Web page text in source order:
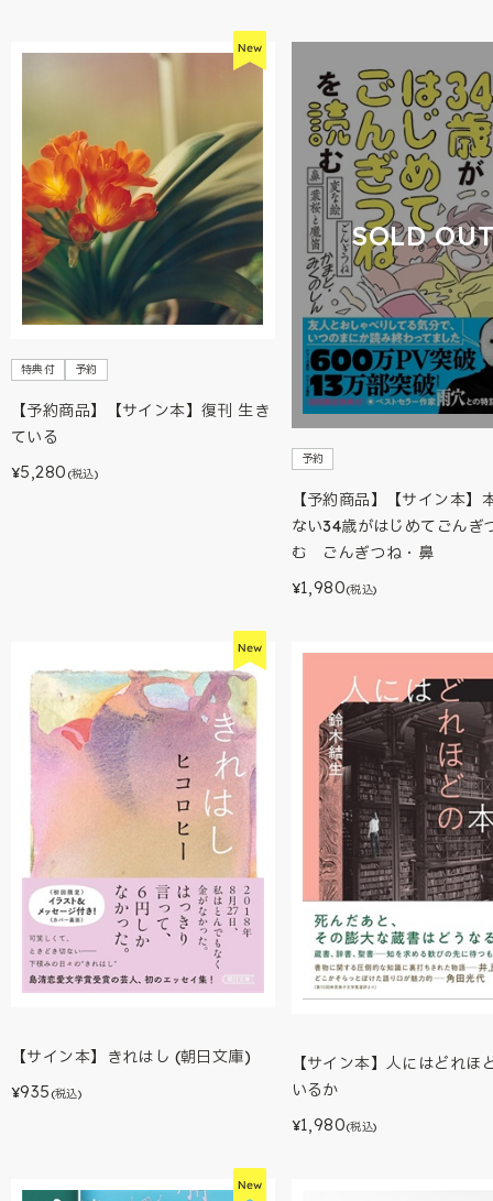
特典付 予約
【予約商品】【サイン本】復刊 生き
ている
¥5,280 (税込)
SOLD
予約
【予約商品】【サイン本】
ない34歳がはじめてごんぎ
む ごんぎつね・鼻
¥1,980(税込)
【サイン本】きれはし (朝日文庫)
¥935 (税込)
【サイン本】人にはどれほ
いるか
¥1,980(税込)